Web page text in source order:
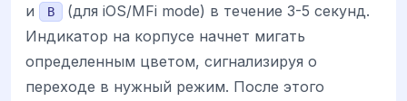
и B
(для iOS/MFi mode) в течение 3-5 секунд.
Индикатор на корпусе начнет мигать
определенным цветом, сигнализируя о
переходе в нужный режим. После этого